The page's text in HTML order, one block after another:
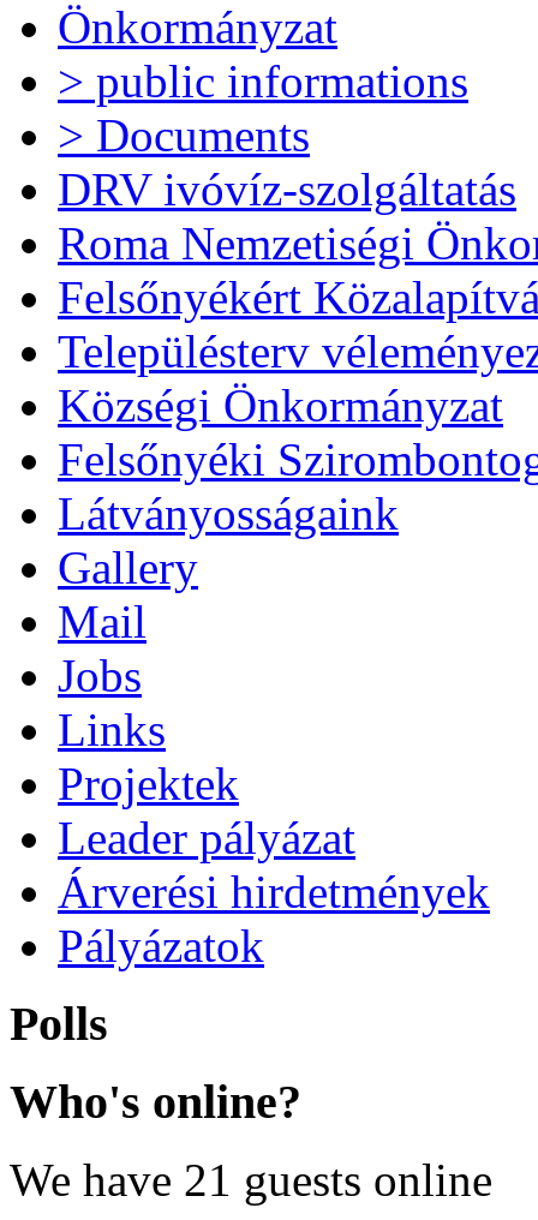
Önkormányzat
> public informations
> Documents
DRV ivóvíz-szolgáltatás
Roma Nemzetiségi
Felsőnyékért
Településterv
Községi Önkormányzat
Felsőnyéki
Látványosságaink
Gallery
Mail
Jobs
Links
Projektek
Leader pályázat
Árverési hirdetmények
Pályázatok
Polls
Who's online?
We have 21 guests online